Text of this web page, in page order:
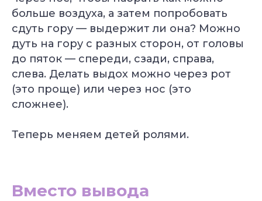
больше воздуха, а затем попробовать
сдуть гору — выдержит ли она? Можно
дуть на гору с разных сторон, от головы
до пяток — спереди, сзади, справа,
слева. Делать выдох можно через рот
(это проще) или через нос (это
сложнее).
Теперь меняем детей ролями.
Вместо вывода
Йога для
начинающих
Длительность: 8 недель
Подробнее
Хатха-йоги
Длительность: 9 недель
Подробнее
двигательного
аппарата
техники
в практике йоги